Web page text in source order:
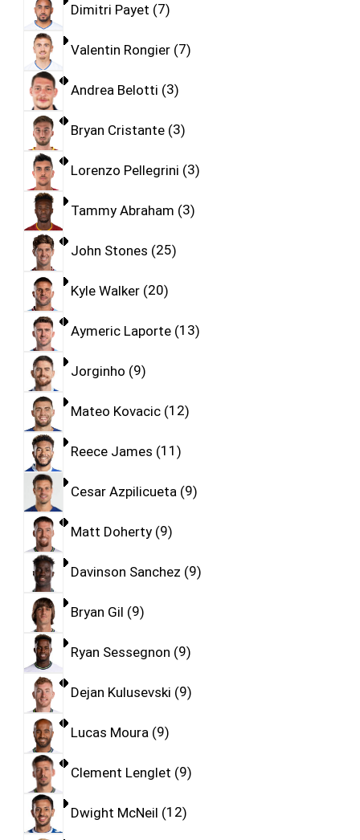
Dimitri Payet 7
Valentin Rongier 7
Andrea Belotti 3
Bryan Cristante 3
Lorenzo Pellegrini 3
Tammy Abraham 3
John Stones 25
Kyle Walker 20
Aymeric Laporte 13
Jorginho 9
Mateo Kovacic 12
Reece James 11
Cesar Azpilicueta 9
Matt Doherty 9
Davinson Sanchez 9
Bryan Gil 9
Ryan Sessegnon 9
Dejan Kulusevski 9
Lucas Moura 9
Clement Lenglet 9
Dwight McNeil 12